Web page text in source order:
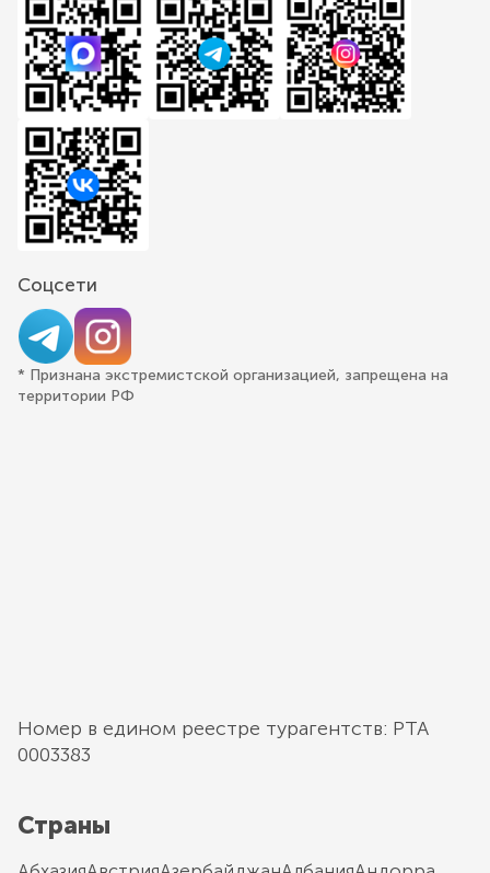
Соцсети
* Признана экстремистской организацией, запрещена на
территории РФ
Номер в едином реестре турагентств: РТА
0003383
Страны